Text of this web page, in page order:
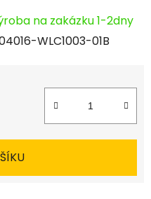
na zakázku 1-2dny
WLC1003-01B